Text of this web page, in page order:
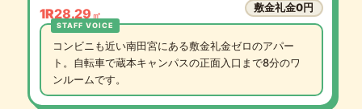
1R28.29 ㎡
敷金礼金0円
コンビニも近い南田宮にある敷金礼金ゼロのアパー
ト。自転車で蔵本キャンパスの正面入口まで8分のワ
ンルームです。